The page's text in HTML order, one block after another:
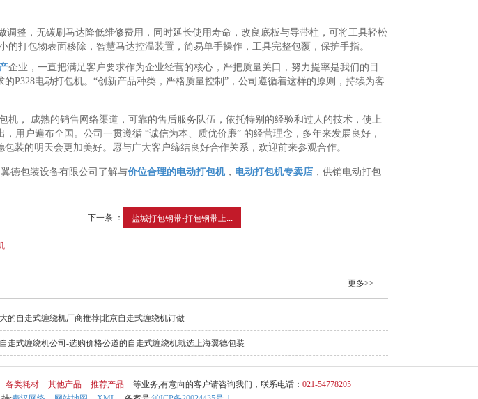
调整，无碳刷马达降低维修费用，同时延长使用寿命，改良底板与导带柱，可将工具轻松
打包物表面移除，智慧马达控温装置，简易单手操作，工具完整包覆，保护手指。
企业，一直把满足客户要求作为企业经营的核心，严把质量关口，努力提率是我们的目
P328电动打包机。“创新产品种类，严格质量控制”，公司遵循着这样的原则，持续为客
机， 成熟的销售网络渠道，可靠的售后服务队伍，依托特别的经验和过人的技术，使上
用户遍布全国。公司一贯遵循 “诚信为本、质优价廉” 的经营理念，多年来发展良好，
装的明天会更加美好。愿与广大客户缔结良好合作关系，欢迎前来参观合作。
德包装设备有限公司了解与价位合理的电动打包机， 电动打包机专卖店 ，供销电动打包
下一条 ： 盐城打包钢带-打包钢带上...
更多>>
的自走式缠绕机厂商推荐|北京自走式缠绕机订做
走式缠绕机公司-选购价格公道的自走式缠绕机就选上海翼德包装
各类耗材 其他产品 推荐产品 等业务,有意向的客户请咨询我们，联系电话： 021-54778205